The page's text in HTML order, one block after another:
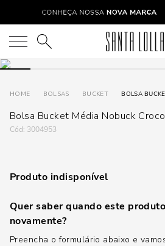
O que você está procurando?
BOLSAS BUCKET
Bolsa Bucket Média Nobuck
: 3004953
Produto indisponível
Quer saber quando este
novamente?
Preencha o formulário abaixo e